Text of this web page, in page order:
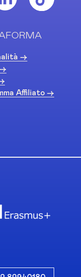
->
Affiliato ->